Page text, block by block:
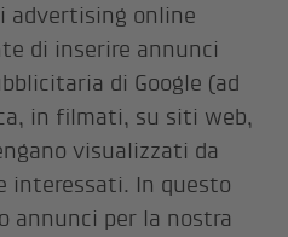
advertising online
di inserire annunci
di Google (ad
in filmati, su siti web,
visualizzati da
interessati. In questo
annunci per la nostra